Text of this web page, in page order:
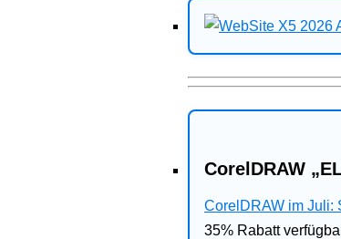
CorelDRAW
CorelDRAW im Juli:
35% Rabatt